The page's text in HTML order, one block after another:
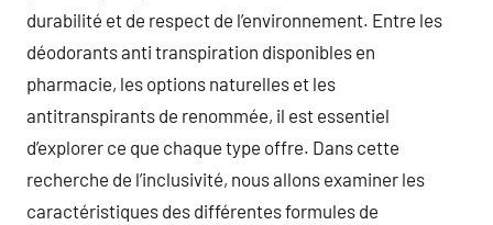
durabilité et de respect de l’environnement. Entre les
déodorants anti transpiration disponibles en
pharmacie, les options naturelles et les
antitranspirants de renommée, il est essentiel
d’explorer ce que chaque type offre. Dans cette
recherche de l’inclusivité, nous allons examiner les
caractéristiques des différentes formules de